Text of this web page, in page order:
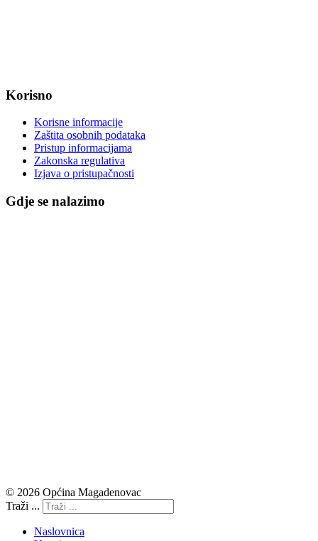
Korisno
Korisne informacije
Zaštita osobnih podataka
Pristup informacijama
Zakonska regulativa
Izjava o pristupačnosti
Gdje se nalazimo
© 2026 Općina Magadenovac
Traži ...
Naslovnica